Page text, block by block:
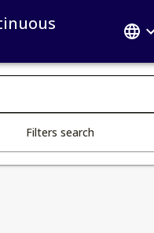
Filters search